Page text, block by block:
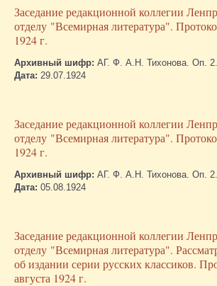
Заседание редакционной коллегии
отделу "Всемирная литература".
1924 г.
Архивный шифр: АГ. Ф. А.Н. Тихонова. Оп.
Дата: 29.07.1924
Заседание редакционной коллегии
отделу "Всемирная литература".
1924 г.
Архивный шифр: АГ. Ф. А.Н. Тихонова. Оп. 2.
Дата: 05.08.1924
Заседание редакционной коллегии
отделу "Всемирная литература".
об издании серии русских классиков.
августа 1924 г.